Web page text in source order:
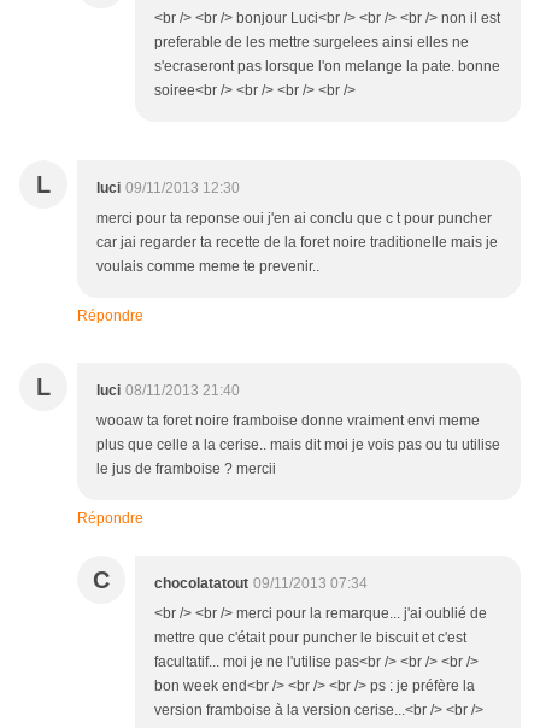
<br /> <br /> bonjour Luci<br /> <br /> <br /> non il est
preferable de les mettre surgelees ainsi elles ne
s'ecraseront pas lorsque l'on melange la pate. bonne
soiree<br /> <br /> <br /> <br />
L luci 09/11/2013 12:30
merci pour ta reponse oui j'en ai conclu que c t pour puncher
car jai regarder ta recette de la foret noire traditionelle mais je
voulais comme meme te prevenir..
Répondre
L luci 08/11/2013 21:40
wooaw ta foret noire framboise donne vraiment envi meme
plus que celle a la cerise.. mais dit moi je vois pas ou tu utilise
le jus de framboise ? mercii
Répondre
C chocolatatout 09/11/2013 07:34
<br /> <br /> merci pour la remarque... j'ai oublié de
mettre que c'était pour puncher le biscuit et c'est
facultatif... moi je ne l'utilise pas<br /> <br /> <br />
bon week end<br /> <br /> <br /> ps : je préfère la
version framboise à la version cerise...<br /> <br />